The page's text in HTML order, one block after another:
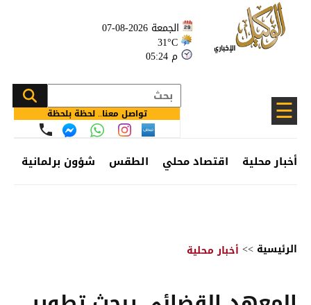
الجمعة 2026-08-07
31°C
05:24 م
☰ تواصل معنا.. لحظة بلحظة
أخبار محلية اقتصاد محلي الطقس شؤون برلمانية
الرئيسية >> أخبار محلية